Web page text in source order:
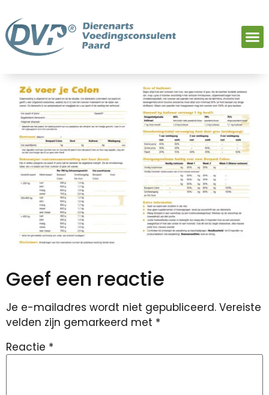
Geef een reactie
Je e-mailadres wordt niet gepubliceerd. Vereiste
velden zijn gemarkeerd met *
Reactie *